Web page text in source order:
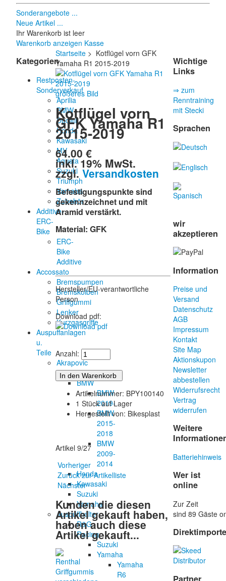
Sonderangebote ...
Neue Artikel ...
Ihr Warenkorb ist leer
Warenkorb anzeigen Kasse
Kategorien
Restposten-
Sonderverkauf
Aprilia
BMW
Ducati
Honda
Kawasaki
MV
Agusta
Suzuki
Triumph
Yamaha
Zubehör
Additive-
ERC-
Bike
ERC-
Bike
Additive
Accossato
Bremspumpen
Bremskolben
Griffgummi
Lenker
Kurzgasgriffe
Auspuffanlagen
u.
Teile
Akrapovic
Aprilia
BMW
BMW
2019-
BMW
2015-
2018
BMW
2009-
2014
Honda
Kawasaki
Suzuki
Yamaha
Auspuffhalter
R&G
Racing
Suzuki
Yamaha
Yamaha
R6
Startseite> Kotflügel vorn GFK
Yamaha R1 2015-2019
größeres Bild
Kotflügel vorn
GFK Yamaha R1
2015-2019
64.00 €
inkl. 19% MwSt.
zzgl. Versandkosten
Befestigungspunkte sind
gekennzeichnet und mit
Aramid verstärkt.
Material: GFK
Hersteller/EU-verantwortliche
Person
Download pdf:
Anzahl:
Artikelnummer: BPY100140
1 Stück auf Lager
Hergestellt von: Bikesplast
Artikel 9/27
Vorheriger
Zurück zur Artikelliste
Nächster
Kunden die diesen
Artikel gekauft haben,
haben auch diese
Artikel gekauft...
Wichtige
Links
⇒ zum
Renntraining
mit Stecki
Sprachen
wir
akzeptieren
Information
Preise und
Versand
Datenschutz
AGB
Impressum
Kontakt
Site Map
Aktionskupon
Newsletter
abbestellen
Widerrufsrecht
Vertrag
widerrufen
Weitere
Batteriehinweis
Wer ist
online
Zur Zeit
sind 89 Gäste
Partner